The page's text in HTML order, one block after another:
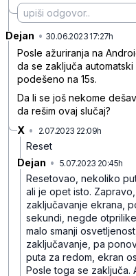
Dejan • 30.06.2023 17:27h
Posle ažuriranja na
da se zaključa
podešeno na 15s.
Da li se još nekome
da rešim ovaj slučaj?
X • 2.07.2023 22:09h
Reset
Dejan • 5.07.2023 20:45h
Resetovao, nekoliko
ali je opet isto.
zaključavanje ekrana,
sekundi, negde
malo smanji
zaključavanje, pa
puta za redom, ekran
Posle toga se zaključa.